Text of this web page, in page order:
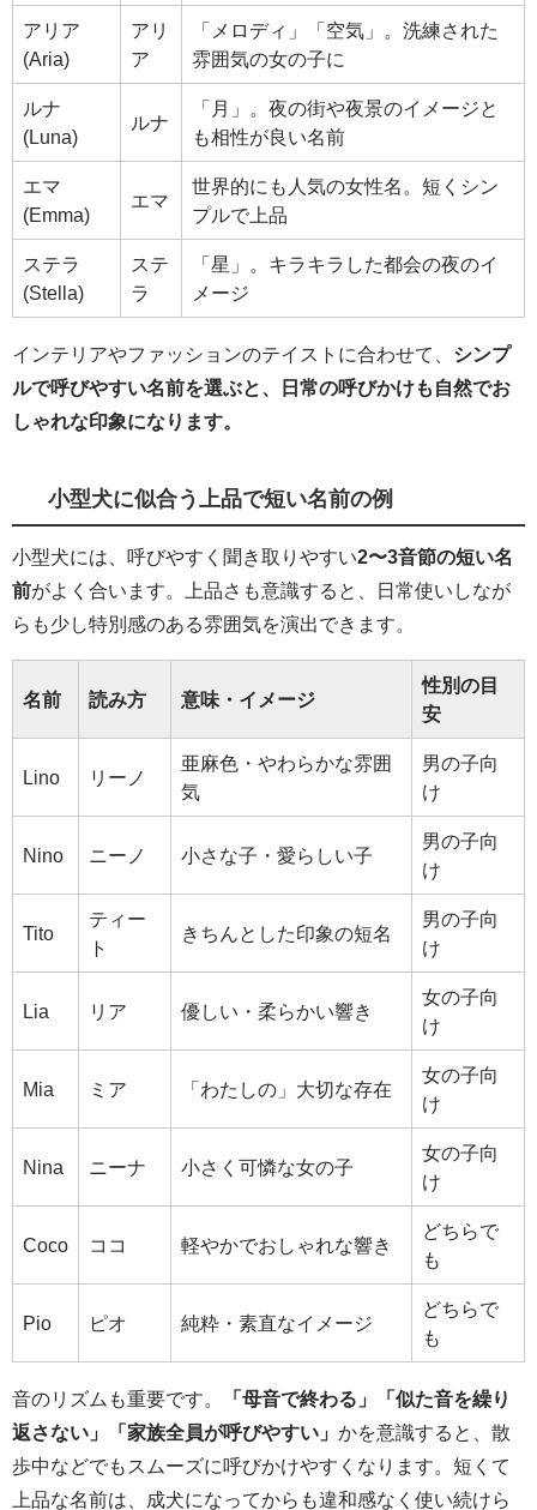
アリア
(Aria)
アリ
ア
「メロディ」「空気」。洗練された
雰囲気の女の子に
ルナ
(Luna)
ルナ
「月」。夜の街や夜景のイメージと
も相性が良い名前
エマ
(Emma)
エマ
世界的にも人気の女性名。短くシン
プルで上品
ステラ
(Stella)
ステ
ラ
「星」。キラキラした都会の夜のイ
メージ
インテリアやファッションのテイストに合わせて、 シンプ
ルで呼びやすい名前を選ぶと、日常の呼びかけも自然でお
しゃれな印象になります。
小型犬に似合う上品で短い名前の例
小型犬には、呼びやすく聞き取りやすい2〜3音節の短い名
前がよく合います。上品さも意識すると、日常使いしなが
らも少し特別感のある雰囲気を演出できます。
名前 読み方 意味・イメージ
性別の目
安
Lino リーノ
亜麻色・やわらかな雰囲
気
男の子向
け
Nino ニーノ 小さな子・愛らしい子
男の子向
け
Tito
ティー
ト
きちんとした印象の短名
男の子向
け
Lia リア 優しい・柔らかい響き
女の子向
け
Mia ミア 「わたしの」大切な存在
女の子向
け
Nina ニーナ 小さく可憐な女の子
女の子向
け
Coco ココ 軽やかでおしゃれな響き
どちらで
も
Pio ピオ 純粋・素直なイメージ
どちらで
も
音のリズムも重要です。
「母音で終わる」「似た音を繰り
返さない」「家族全員が呼びやすい」 かを意識すると、散
歩中などでもスムーズに呼びかけやすくなります。短くて
上品な名前は、成犬になってからも違和感なく使い続けら